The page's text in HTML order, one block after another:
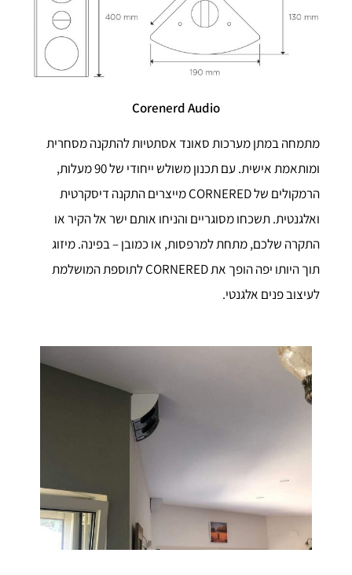
Corenerd Audio
מתמחה במתן מערכות סאונד אסתטיות להתקנה מסחרית
ומותאמת אישית. עם תכנון משולש ייחודי של 90 מעלות,
הרמקולים של CORNERED מייצרים התקנה דיסקרטית
ואלגנטית. תשכחו מסוגריים והניחו אותם ישר אל הקיר או
התקרה שלכם, מתחת למרפסות, או כמובן – בפינה. מיזוג
תוך היותו יפה הופך את CORNERED לתוספת המושלמת
לעיצוב פנים אלגנטי.